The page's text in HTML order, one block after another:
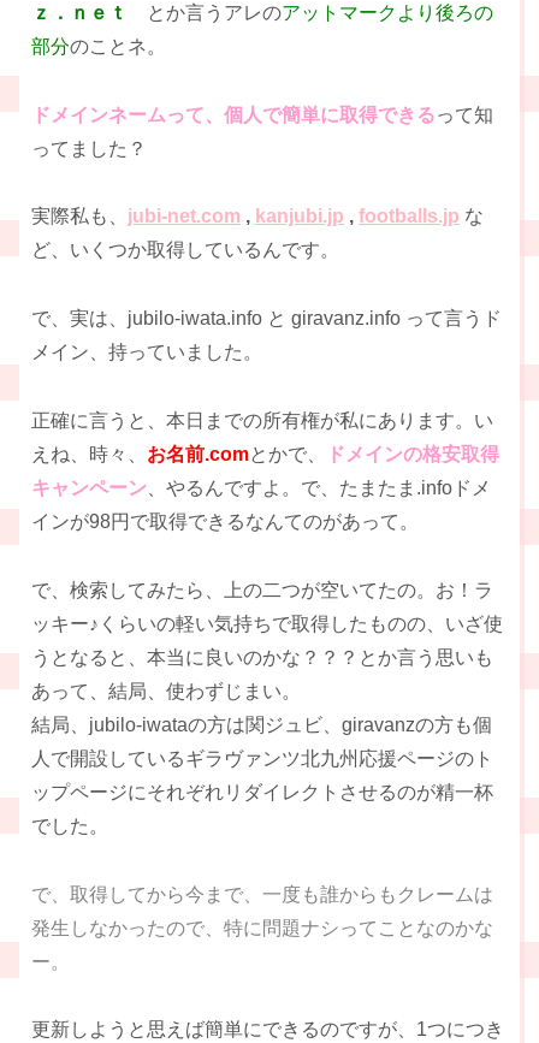
ｚ．ｎｅｔ
とか言うアレのアットマークより後ろの
部分のことネ。
ドメインネームって、個人で簡単に取得できるって知
ってました？
実際私も、 jubi-net.com , kanjubi.jp , footballs.jp な
ど、いくつか取得しているんです。
で、実は、jubilo-iwata.info と giravanz.info って言うド
メイン、持っていました。
正確に言うと、本日までの所有権が私にあります。い
えね、時々、 お名前.comとかで、
ドメインの格安取得
キャンペーン 、やるんですよ。で、たまたま.infoドメ
インが98円で取得できるなんてのがあって。
で、検索してみたら、上の二つが空いてたの。お！ラ
ッキー♪くらいの軽い気持ちで取得したものの、いざ使
うとなると、本当に良いのかな？？？とか言う思いも
あって、結局、使わずじまい。
結局、jubilo-iwataの方は関ジュビ、giravanzの方も個
人で開設しているギラヴァンツ北九州応援ページのト
ップページにそれぞれリダイレクトさせるのが精一杯
でした。
で、取得してから今まで、一度も誰からもクレームは
発生しなかったので、特に問題ナシってことなのかな
ー。
更新しようと思えば簡単にできるのですが、1つにつき